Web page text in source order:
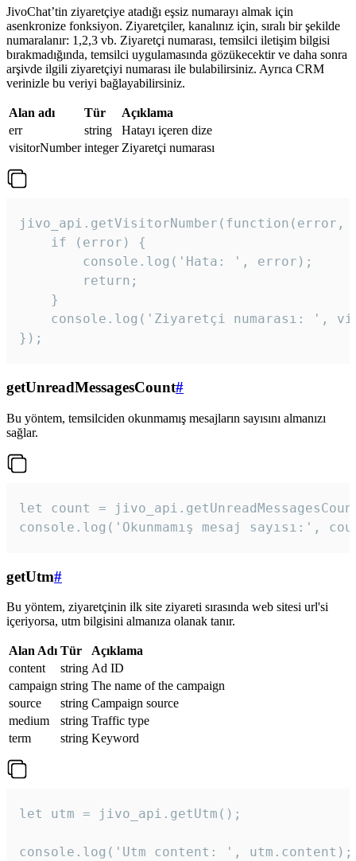
JivoChat’tin ziyaretçiye atadığı eşsiz numarayı almak için
asenkronize fonksiyon. Ziyaretçiler, kanalınız için, sıralı bir şekilde
numaralanır: 1,2,3 vb. Ziyaretçi numarası, temsilci iletişim bilgisi
bırakmadığında, temsilci uygulamasında gözükecektir ve daha sonra
arşivde ilgili ziyaretçiyi numarası ile bulabilirsiniz. Ayrıca CRM
verinizle bu veriyi bağlayabilirsiniz.
Alan adı Tür
Açıklama
err
string
Hatayı içeren dize
visitorNumber integer Ziyaretçi numarası
jivo_api.getVisitorNumber(function(error,
    if (error) {
        console.log('Hata: ', error);
        return;
    }
console.log('Ziyaretçi numarası: ',
});
getUnreadMessagesCount#
Bu yöntem, temsilciden okunmamış mesajların sayısını almanızı
sağlar.
let count =
console.log('Okunmamış mesaj sayısı:',
getUtm#
Bu yöntem, ziyaretçinin ilk site ziyareti sırasında web sitesi url'si
içeriyorsa, utm bilgisini almanıza olanak tanır.
Alan Adı Tür
Açıklama
content
string Ad ID
campaign string The name of the campaign
source
string Campaign source
medium
string Traffic type
term
string Keyword
let utm = jivo_api.getUtm();
console.log('Utm content: ', utm.content);